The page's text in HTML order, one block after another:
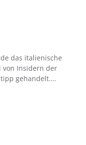
das italienische
von Insidern der
gehandelt.…